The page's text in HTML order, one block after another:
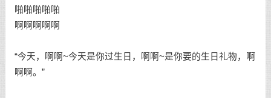
啪啪啪啪啪
啊啊啊啊啊
“今天，啊啊~今天是你过生日，啊啊~是你要的生日礼物，啊
啊啊。”